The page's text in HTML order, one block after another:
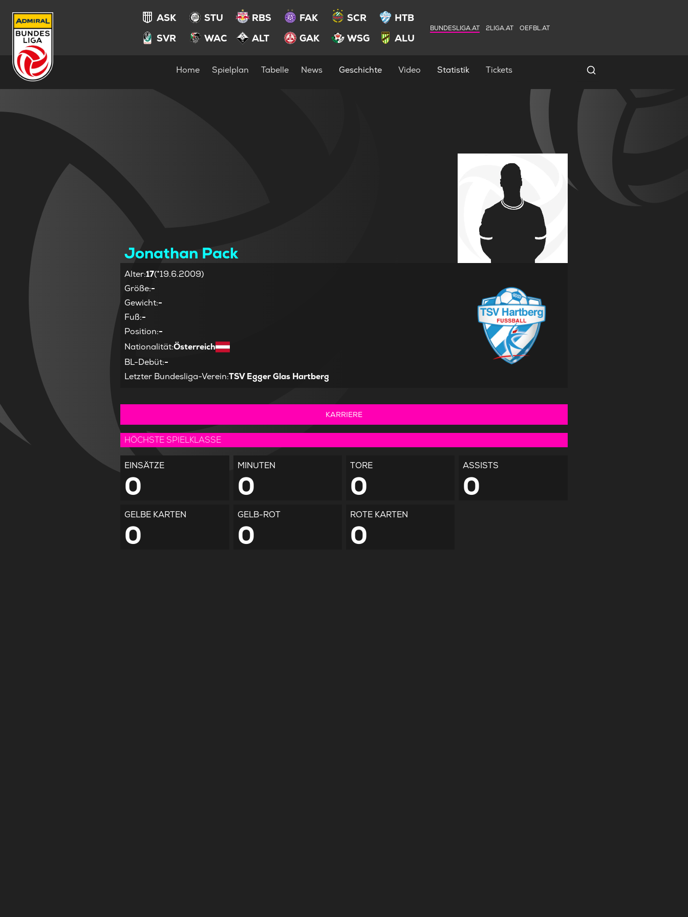
ASK STU RBS FAK SCR
HTB
SVR
WAC ALT GAK WSG ALU
BUNDESLIGA.AT 2LIGA.AT OEFBL.AT
Home Spielplan Tabelle News Geschichte Video Statistik Tickets Spielersuche
Jonathan Pack
Alter:17(*19.6.2009)
Größe:-
Gewicht:-
Fuß:-
Position:-
Nationalität:Österreich
BL-Debüt:-
Letzter Bundesliga-Verein:TSV Egger Glas Hartberg
KARRIERE
HÖCHSTE SPIELKLASSE
EINSÄTZE
0
MINUTEN
0
TORE
0
ASSISTS
0
GELBE KARTEN
0
GELB-ROT
0
ROTE KARTEN
0